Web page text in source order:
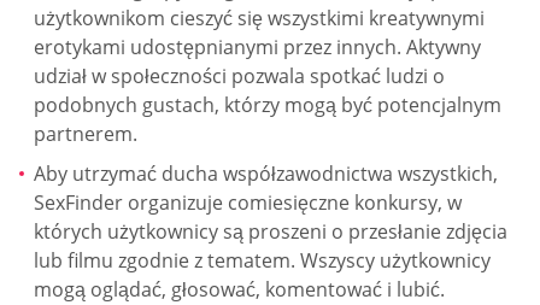
użytkownikom cieszyć się wszystkimi kreatywnymi
erotykami udostępnianymi przez innych. Aktywny
udział w społeczności pozwala spotkać ludzi o
podobnych gustach, którzy mogą być potencjalnym
partnerem.
Aby utrzymać ducha współzawodnictwa wszystkich,
SexFinder organizuje comiesięczne konkursy, w
których użytkownicy są proszeni o przesłanie zdjęcia
lub filmu zgodnie z tematem. Wszyscy użytkownicy
mogą oglądać, głosować, komentować i lubić.